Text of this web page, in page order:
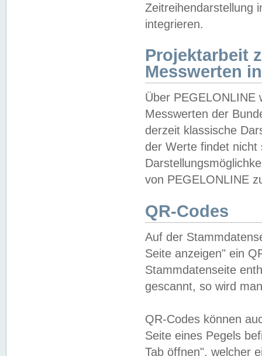
Zeitreihendarstellung
integrieren.
Projektarbeit
Messwerten
Über PEGELONLINE
Messwerten der
derzeit klassische
der Werte findet
von PEGELONLINE
QR-Codes
Auf der
Seite anzeigen" ein
Stammdatenseite
gescannt, so wird
QR-Codes können
Seite eines Pegels
Tab öffnen", welcher